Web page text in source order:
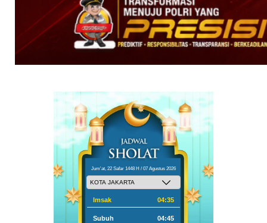
Jum'at, 22 Safar 1448 H / 07 Agustus 2026
Imsak 04:35
Subuh 04:45